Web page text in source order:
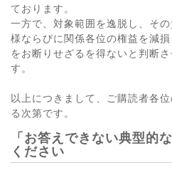
ております。
一方で、対象範囲を逸脱し、そ
様ならびに関係各位の権益を減
をお断りせざるを得ないと判断
す。
以上につきまして、ご購読者各
る次第です。
「お答えできない典型的
ください